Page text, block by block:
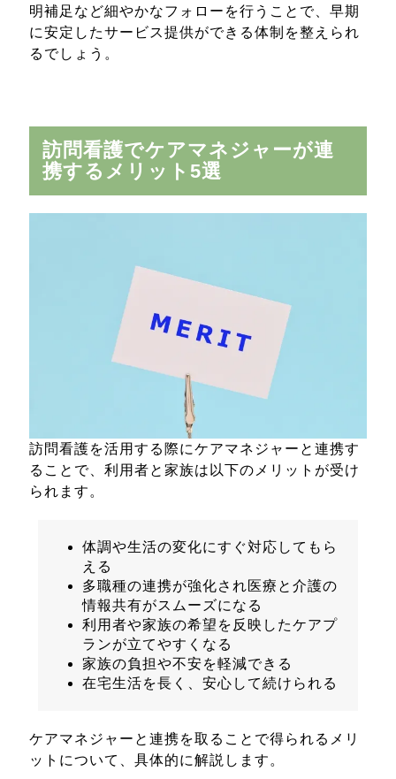
明補足など細やかなフォローを行うことで、早期
に安定したサービス提供ができる体制を整えられ
るでしょう。
訪問看護でケアマネジャーが連
携するメリット5選
訪問看護を活用する際にケアマネジャーと連携す
ることで、利用者と家族は以下のメリットが受け
られます。
体調や生活の変化にすぐ対応してもら
える
多職種の連携が強化され医療と介護の
情報共有がスムーズになる
利用者や家族の希望を反映したケアプ
ランが立てやすくなる
家族の負担や不安を軽減できる
在宅生活を長く、安心して続けられる
ケアマネジャーと連携を取ることで得られるメリ
ットについて、具体的に解説します。